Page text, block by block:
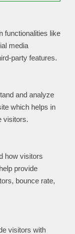
functionalities like
media
party features.
and analyze
which helps in
visitors.
how visitors
provide
bounce rate,
visitors with